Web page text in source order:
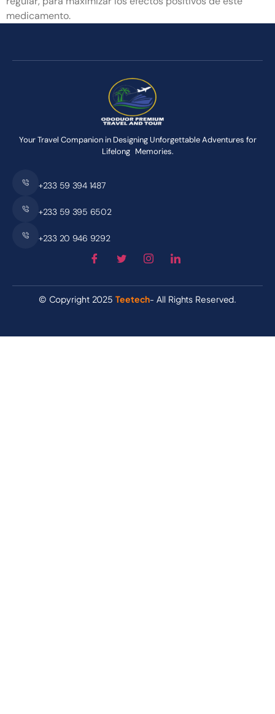
medicamento.
Your Travel Companion in Designing Unforgettable Adventures for
Lifelong Memories.
+233 59 394 1487
+233 59 395 6502
+233 20 946 9292
© Copyright 2025Teetech- All Rights Reserved.